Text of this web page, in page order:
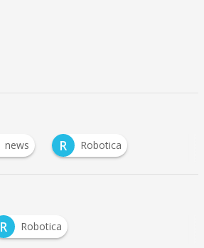
news R Robotica
R Robotica